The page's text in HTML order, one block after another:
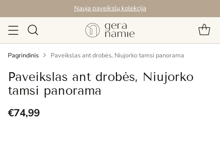
Nauja paveikslų kolekcija
Pagrindinis Paveikslas ant drobės, Niujorko tamsi panorama
Paveikslas ant drobės, Niujorko
tamsi panorama
Reguliari
€74,99